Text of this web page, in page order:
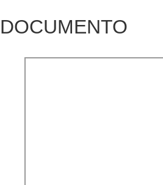
DOCUMENTO